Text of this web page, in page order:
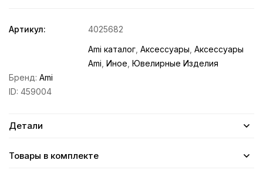
Артикул:
4025682
Ami каталог Аксессуары Аксессуары
Ami Иное Ювелирные Изделия
Бренд: Ami
ID: 459004
Детали
Товары в комплекте